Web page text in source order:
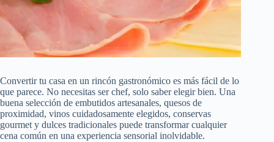
Convertir tu casa en un rincón gastronómico es más fácil de lo
que parece. No necesitas ser chef, solo saber elegir bien. Una
buena selección de embutidos artesanales, quesos de
proximidad, vinos cuidadosamente elegidos, conservas
gourmet y dulces tradicionales puede transformar cualquier
cena común en una experiencia sensorial inolvidable.